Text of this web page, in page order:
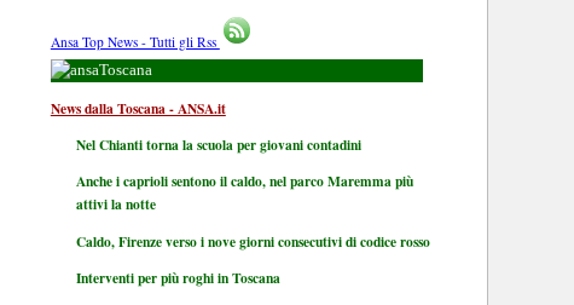
Ansa Top News - Tutti gli Rss
Toscana
News dalla Toscana - ANSA.it
Nel Chianti torna la scuola per giovani contadini
Anche i caprioli sentono il caldo, nel parco Maremma più
attivi la notte
Caldo, Firenze verso i nove giorni consecutivi di codice rosso
Interventi per più roghi in Toscana